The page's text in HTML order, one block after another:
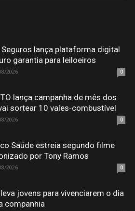
Seguros lança plataforma digital
garantia para leiloeiros
2026 0
lança campanha de mês dos
sortear 10 vales-combustível
2026 0
Saúde estreia segundo filme
por Tony Ramos
2026 0
jovens para vivenciarem o dia
companhia